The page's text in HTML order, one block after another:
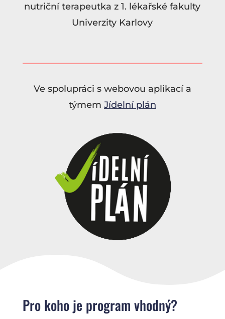
nutriční terapeutka z 1. lékařské fakulty
Univerzity Karlovy
Ve spolupráci s webovou aplikací a
týmem Jídelní plán
Pro koho je program vhodný?